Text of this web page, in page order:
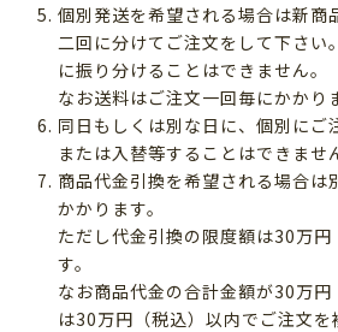
個別発送を希望される場合は新商
二回に分けてご注文をして下さい
に振り分けることはできません。
なお送料はご注文一回毎にかかり
同日もしくは別な日に、個別にご
または入替等することはできませ
商品代金引換を希望される場合は
かかります。
ただし代金引換の限度額は30万円
す。
なお商品代金の合計金額が30万
は30万円（税込）以内でご注文を